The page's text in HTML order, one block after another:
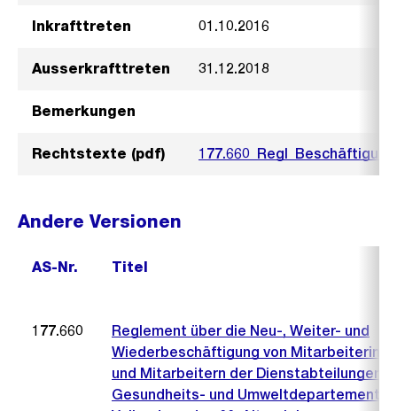
Inkrafttreten 01.10.2016
Ausserkrafttreten 31.12.2018
Bemerkungen
Rechtstexte (pdf)
Andere Versionen
AS-Nr. Titel
177.660
Reglement über die Neu-, Weiter- und
Wiederbeschäftigung von
und Mitarbeitern der Dienstabteilungen
Gesundheits- und Umweltdepartements